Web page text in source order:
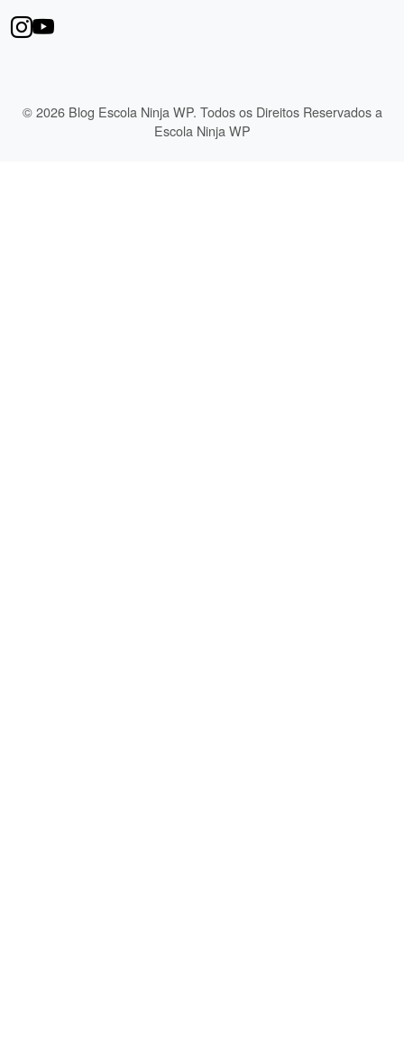
© 2026 Blog Escola Ninja WP. Todos os Direitos Reservados a
Escola Ninja WP